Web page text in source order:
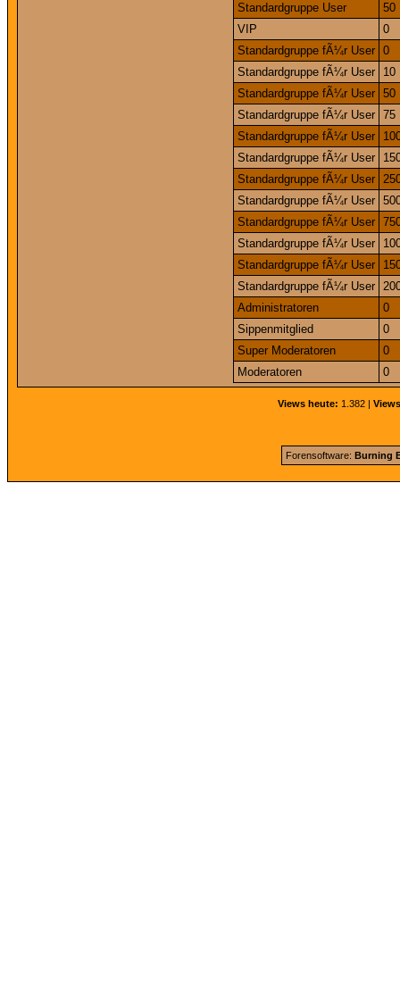
Standardgruppe User
50
VIP
0
Standardgruppe fÃ¼r User
0
Standardgruppe fÃ¼r User
10
Standardgruppe fÃ¼r User
50
Standardgruppe fÃ¼r User
75
Standardgruppe fÃ¼r User
Standardgruppe fÃ¼r User
Standardgruppe fÃ¼r User
Standardgruppe fÃ¼r User
Standardgruppe fÃ¼r User
Standardgruppe fÃ¼r User
Standardgruppe fÃ¼r User
Standardgruppe fÃ¼r User
Administratoren
0
Sippenmitglied
0
Super Moderatoren
0
Moderatoren
0
Views heute: 1.382 |
Forensoftware: Burning